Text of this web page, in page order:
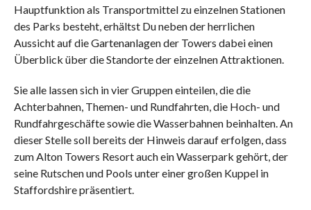
Hauptfunktion als Transportmittel zu einzelnen Stationen
des Parks besteht, erhältst Du neben der herrlichen
Aussicht auf die Gartenanlagen der Towers dabei einen
Überblick über die Standorte der einzelnen Attraktionen.
Sie alle lassen sich in vier Gruppen einteilen, die die
Achterbahnen, Themen- und Rundfahrten, die Hoch- und
Rundfahrgeschäfte sowie die Wasserbahnen beinhalten. An
dieser Stelle soll bereits der Hinweis darauf erfolgen, dass
zum Alton Towers Resort auch ein Wasserpark gehört, der
seine Rutschen und Pools unter einer großen Kuppel in
Staffordshire präsentiert.